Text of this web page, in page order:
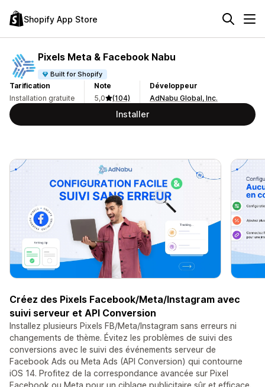
Shopify App Store
Pixels Meta & Facebook Nabu
Built for Shopify
Tarification
Installation gratuite
Note
5,0
(104)
Développeur
AdNabu Global, Inc.
Installer
Créez des Pixels Facebook/Meta/Instagram avec
suivi serveur et API Conversion
Installez plusieurs Pixels FB/Meta/Instagram sans erreurs ni
changements de thème. Évitez les problèmes de suivi des
conversions avec le suivi des événements serveur de
Facebook Ads ou Meta Ads (API Conversion) qui contourne
iOS 14. Profitez de la correspondance avancée sur Pixel